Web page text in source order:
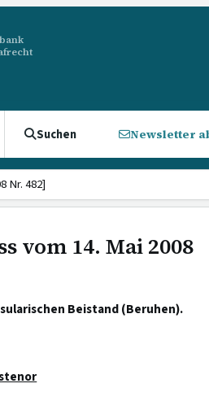
Suchen Newsletter
Nr. 482]
vom 14. Mai 2008
Beistand (Beruhen).